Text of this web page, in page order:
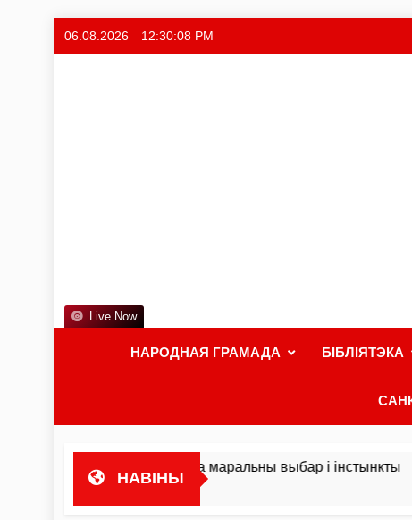
06.08.2026 12:30:09 PM
НАРОДНАЯ ГРАМАДА БІБЛІЯТЭКА
Live Now
НАВІНЫ
друку мая кніга пра маральны выбар і інстынкты